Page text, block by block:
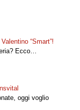
“Smart”!
Ecco…
oggi voglio